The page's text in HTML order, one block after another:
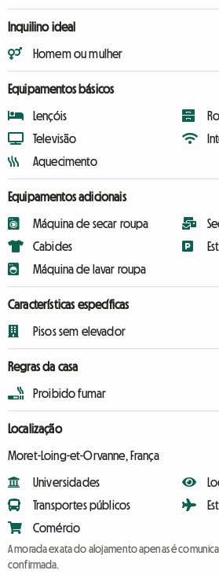
Inquilino ideal
Homem ou mulher
Equipamentos básicos
Lençóis
Televisão
Aquecimento
Equipamentos adicionais
Máquina de secar roupa
Cabides
Máquina de lavar roupa
Características específicas
Pisos sem elevador
Regras da casa
Proibido fumar
Localização
Moret-Loing-et-Orvanne, França
Universidades
Transportes públicos
Comércio
A morada exata do alojamento apenas é
confirmada.